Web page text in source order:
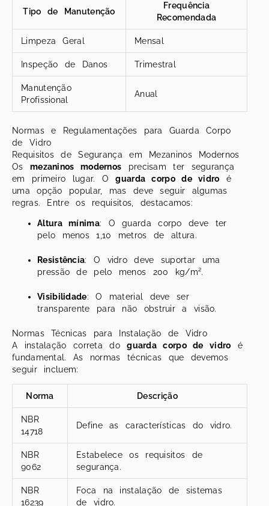
Tipo de Manutenção
Frequência
Recomendada
Limpeza Geral Mensal
Inspeção de Danos Trimestral
Manutenção
Profissional
Anual
Normas e Regulamentações para Guarda Corpo
de Vidro
Requisitos de Segurança em Mezaninos Modernos
Os mezaninos modernos precisam ter segurança
em primeiro lugar. Oguarda corpo de vidro é
uma opção popular, mas deve seguir algumas
regras. Entre os requisitos, destacamos:
Altura mínima: O guarda corpo deve ter
pelo menos 1,10 metros de altura.
Resistência: O vidro deve suportar uma
pressão de pelo menos 200 kg/m².
Visibilidade: O material deve ser
transparente para não obstruir a visão.
Normas Técnicas para Instalação de Vidro
A instalação correta doguarda corpo de vidro é
fundamental. As normas técnicas que devemos
seguir incluem:
Norma Descrição
NBR
14718
Define as características do vidro.
NBR
9062
Estabelece os requisitos de
segurança.
NBR
16239
Foca na instalação de sistemas
de vidro.